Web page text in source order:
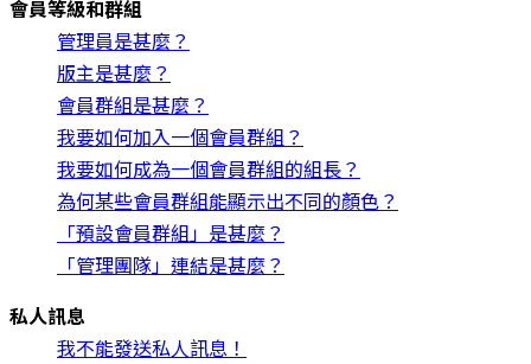
會員等級和群組
管理員是甚麼？
版主是甚麼？
會員群組是甚麼？
我要如何加入一個會員群組？
我要如何成為一個會員群組的組長？
為何某些會員群組能顯示出不同的顏色？
「預設會員群組」是甚麼？
「管理團隊」連結是甚麼？
私人訊息
我不能發送私人訊息！